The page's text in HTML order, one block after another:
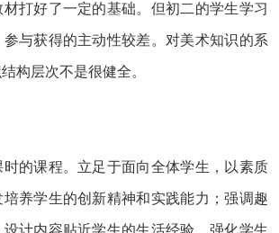
打好了一定的基础。但初二的学生学习
与获得的主动性较差。对美术知识的系
构层次不是很健全。
的课程。立足于面向全体学生，以素质
养学生的创新精神和实践能力；强调趣
计内容贴近学生的生活经验，强化学生